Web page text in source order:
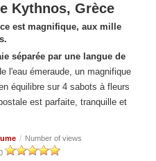
Kythnos, Grèce
est magnifique, aux mille
séparée par une langue de
l'eau émeraude, un magnifique
équilibre sur 4 sabots à fleurs
est parfaite, tranquille et
/ Number of views